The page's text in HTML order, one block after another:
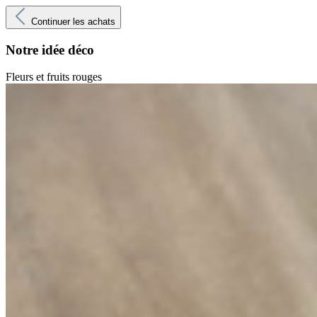
Continuer les achats
Notre idée déco
Fleurs et fruits rouges